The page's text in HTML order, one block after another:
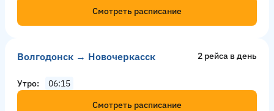
Смотреть расписание
Волгодонск → Новочеркасск 2 рейсa в день
Утро
06:15
Смотреть расписание